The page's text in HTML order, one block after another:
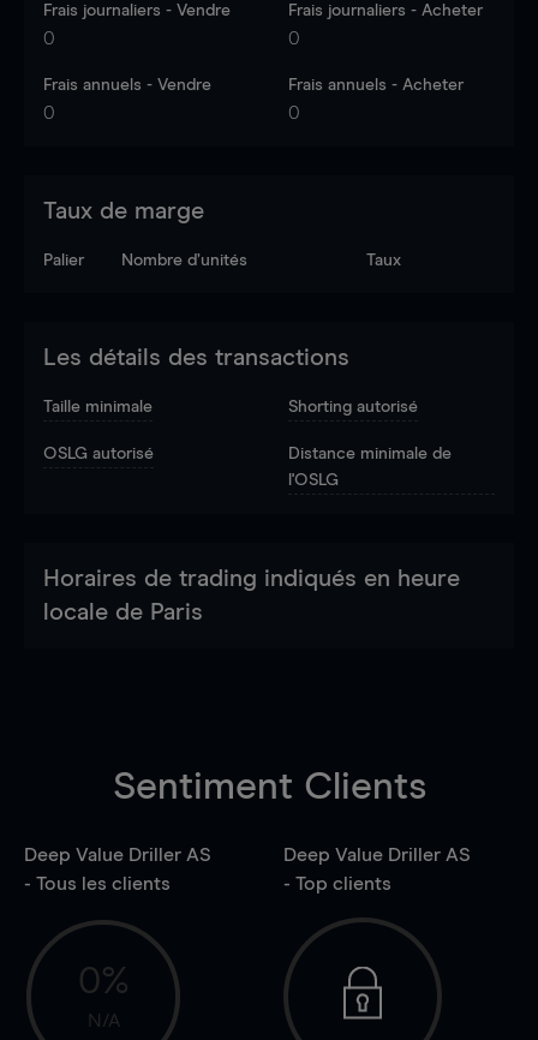
Frais journaliers - Vendre
0
Frais journaliers - Acheter
0
Frais annuels - Vendre
0
Frais annuels - Acheter
0
Taux de marge
Palier Nombre d’unités Taux
Les détails des transactions
Taille minimale Shorting autorisé
OSLG autorisé
Distance minimale de
l'OSLG
Horaires de trading indiqués en heure
locale de Paris
Sentiment Clients
Deep Value Driller AS
- Tous les clients
0%
N/A
Deep Value Driller AS
- Top clients